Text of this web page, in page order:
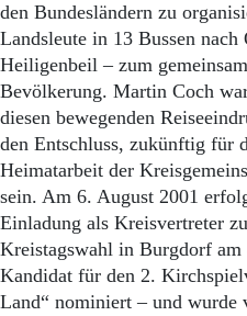
den Bundesländern zu
Landsleute in 13 Bussen
Heiligenbeil – zum
Bevölkerung. Martin Coch
diesen bewegenden
den Entschluss, zukünftig für
Heimatarbeit der
sein. Am 6. August 2001
Einladung als Kreisvertreter
Kreistagswahl in Burgdorf am
Kandidat für den 2.
Land“ nominiert – und wurde